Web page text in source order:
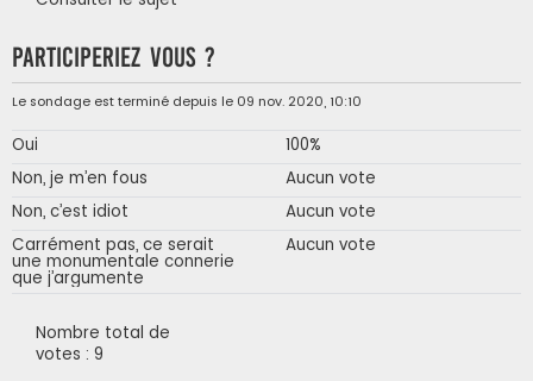
Participeriez vous ?
Le sondage est terminé depuis le 09 nov. 2020, 10:10
Oui
100%
Non, je m’en fous
Aucun vote
Non, c’est idiot
Aucun vote
Carrément pas, ce serait
une monumentale connerie
que j’argumente
Aucun vote
Nombre total de
votes : 9